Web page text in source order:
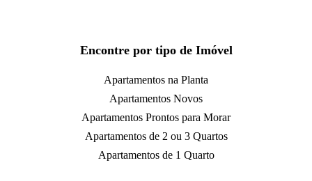
Encontre por tipo de Imóvel
Apartamentos na Planta
Apartamentos Novos
Apartamentos Prontos para Morar
Apartamentos de 2 ou 3 Quartos
Apartamentos de 1 Quarto